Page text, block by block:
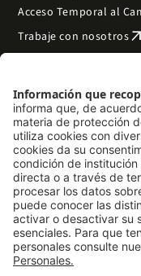
Acceso Temporal al
Trabaje con nosotrosarrow_outward
Preguntas frecuentes
Filantropía y
Mapa del sitio arrow_outward
Síguenos
LinkedIn
Instagram
Facebook